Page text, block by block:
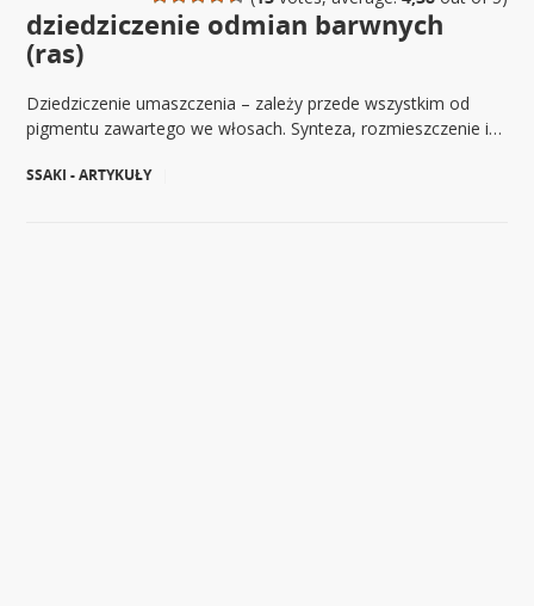
dziedziczenie odmian barwnych
(ras)
Dziedziczenie umaszczenia – zależy przede wszystkim od
pigmentu zawartego we włosach. Synteza, rozmieszczenie i…
SSAKI - ARTYKUŁY